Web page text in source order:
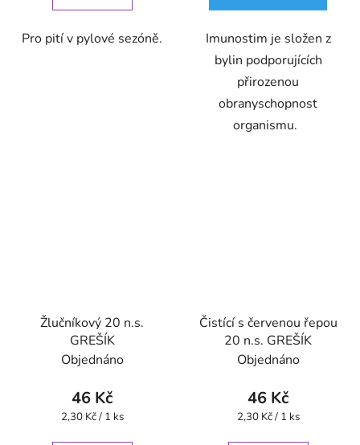
Pro pití v pylové sezóně.
Imunostim je složen z
bylin podporujících
přirozenou
obranyschopnost
organismu.
Žlučníkový 20 n.s.
GREŠÍK
Objednáno
46 Kč
Měrná
2,30 Kč / 1 ks
Čistící s červenou řepou
20 n.s. GREŠÍK
Objednáno
46 Kč
Měrná
2,30 Kč / 1 ks